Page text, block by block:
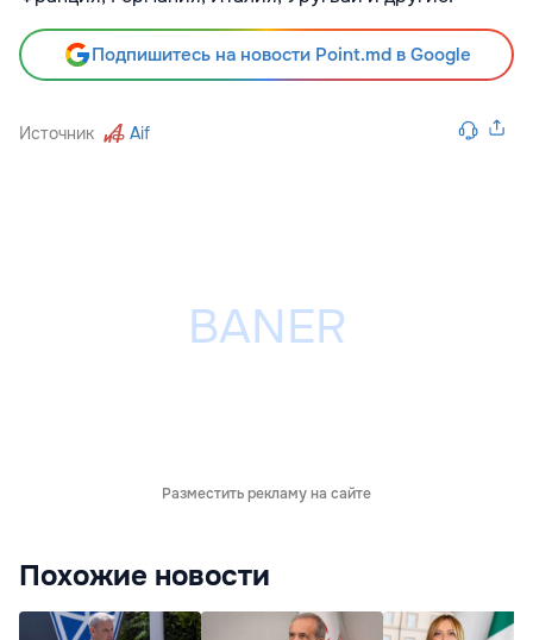
Подпишитесь на новости Point.md в Google
Источник Aif
Разместить рекламу на сайте
Похожие новости